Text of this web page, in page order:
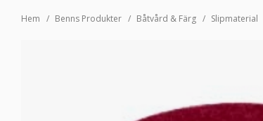
Hem Benns Produkter Båtvård & Färg Slipmaterial